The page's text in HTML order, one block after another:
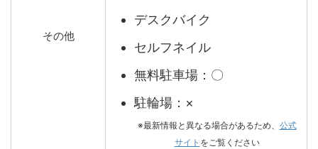
その他
デスクバイク
セルフネイル
無料駐車場：〇
駐輪場：×
※最新情報と異なる場合があるため、 公式
サイト をご覧ください